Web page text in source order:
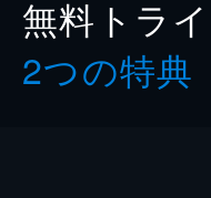
無料トラ
2つの特典